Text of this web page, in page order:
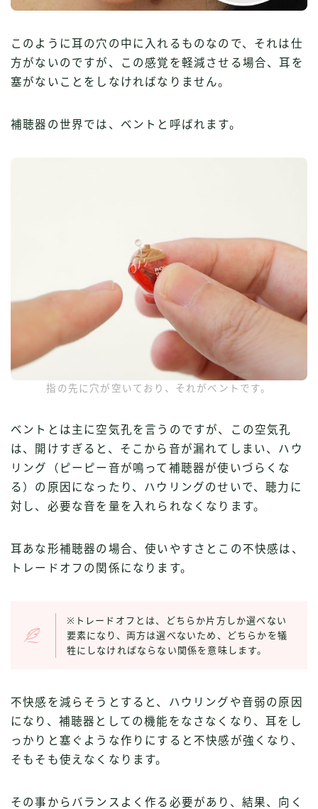
このように耳の穴の中に入れるものなので、それは仕
方がないのですが、この感覚を軽減させる場合、耳を
塞がないことをしなければなりません。
補聴器の世界では、ベントと呼ばれます。
指の先に穴が空いており、それがベントです。
ベントとは主に空気孔を言うのですが、この空気孔
は、開けすぎると、そこから音が漏れてしまい、ハウ
リング（ピーピー音が鳴って補聴器が使いづらくな
る）の原因になったり、ハウリングのせいで、聴力に
対し、必要な音を量を入れられなくなります。
耳あな形補聴器の場合、使いやすさとこの不快感は、
トレードオフの関係になります。
※トレードオフとは、どちらか片方しか選べない
要素になり、両方は選べないため、どちらかを犠
牲にしなければならない関係を意味します。
不快感を減らそうとすると、ハウリングや音弱の原因
になり、補聴器としての機能をなさなくなり、耳をし
っかりと塞ぐような作りにすると不快感が強くなり、
そもそも使えなくなります。
その事からバランスよく作る必要があり、結果、向く